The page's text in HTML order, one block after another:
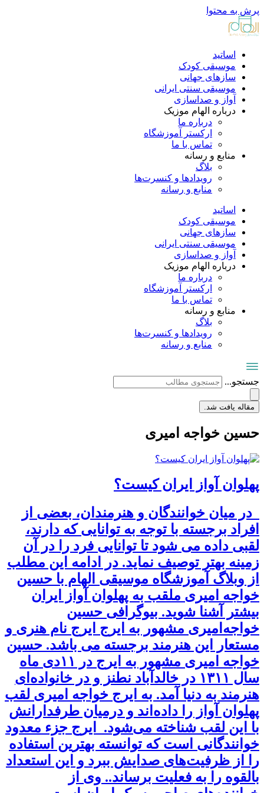
پرش به محتوا
اساتید
موسیقی کودک
سازهای جهانی
موسیقی سنتی ایرانی
آواز و صداسازی
درباره الهام موزیک
درباره ما
ارکستر آموزشگاه
تماس با ما
منابع و رسانه
بلاگ
رویدادها و کنسرت‌ها
منابع و رسانه
اساتید
موسیقی کودک
سازهای جهانی
موسیقی سنتی ایرانی
آواز و صداسازی
درباره الهام موزیک
درباره ما
ارکستر آموزشگاه
تماس با ما
منابع و رسانه
بلاگ
رویدادها و کنسرت‌ها
منابع و رسانه
جستجو...
مقاله یافت شد.
حسین خواجه امیری
پهلوان آواز ایران کیست؟
در میان خوانندگان و هنرمندان، بعضی از
افراد برجسته با توجه به توانایی که دارند،
لقبی داده می شود تا توانایی فرد را در آن
زمینه بهتر توصیف نماید. در ادامه این مطلب
از وبلاگ آموزشگاه موسیقی الهام با حسین
خواجه امیری ملقب به پهلوان آواز ایران
بیشتر آشنا شوید. بیوگرافی حسین
خواجه‌امیری مشهور به ایرج ایرج نام هنری و
مستعار این هنرمند برجسته می باشد. حسین
خواجه امیری مشهور به ایرج در ۱۱دی ماه
سال ۱۳۱۱ در خالدآباد نطنز و در خانواده‌ای
هنرمند به دنیا آمد. به ایرج خواجه امیری لقب
پهلوان آواز را داده‌اند و درمیان طرفدارانش
با این لقب شناخته می‌شود. ایرج جزء معدود
خوانندگانی است که توانسته بهترین استفاده
را از ظرفیت‌های صدایش ببرد و این استعداد
بالقوه را به فعلیت برساند.. وی از